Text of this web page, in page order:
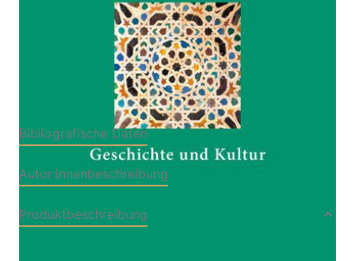
Verlag: C.H.Beck 27.08.2020
128 Seiten
ISBN: 978-3-406-
75607-8
Bibliografische Daten
Autor:innenbeschreibung
Produktbeschreibung